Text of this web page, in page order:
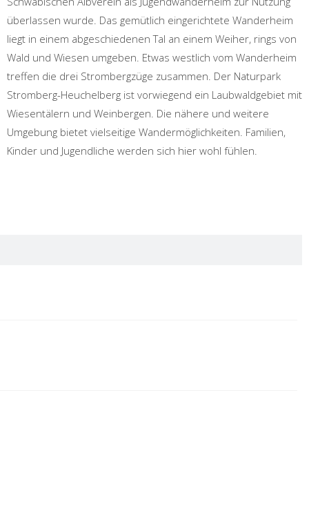
überlassen wurde. Das gemütlich eingerichtete Wanderheim
liegt in einem abgeschiedenen Tal an einem Weiher, rings von
Wald und Wiesen umgeben. Etwas westlich vom Wanderheim
treffen die drei Strombergzüge zusammen. Der Naturpark
Stromberg-Heuchelberg ist vorwiegend ein Laubwaldgebiet mit
Wiesentälern und Weinbergen. Die nähere und weitere
Umgebung bietet vielseitige Wandermöglichkeiten. Familien,
Kinder und Jugendliche werden sich hier wohl fühlen.